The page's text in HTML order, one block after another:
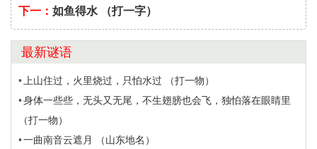
下一： 如鱼得水 （打一字）
最新谜语
上山住过，火里烧过，只怕水过 （打一物）
身体一些些，无头又无尾，不生翅膀也会飞，独怕落在眼睛里
（打一物）
一曲南音云遮月 （山东地名）